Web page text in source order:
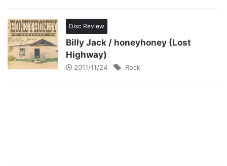
Disc Review
Billy Jack / honeyhoney (Lost
Highway)
2011/11/24 Rock